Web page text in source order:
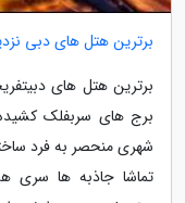
برترین هتل های دبی
برترین هتل های
برج های سربفلک
شهری منحصر به فرد
تماشا جاذبه ها سری